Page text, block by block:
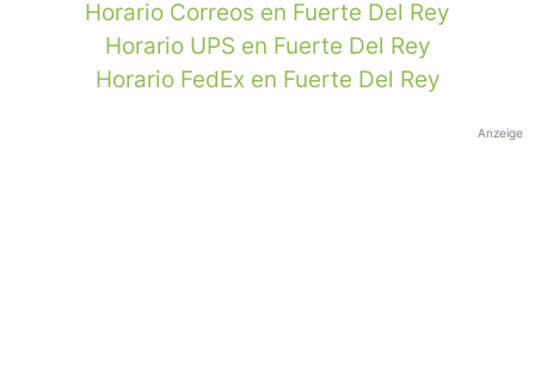
Horario Correos en Fuerte Del Rey
Horario UPS en Fuerte Del Rey
Horario FedEx en Fuerte Del Rey
Anzeige